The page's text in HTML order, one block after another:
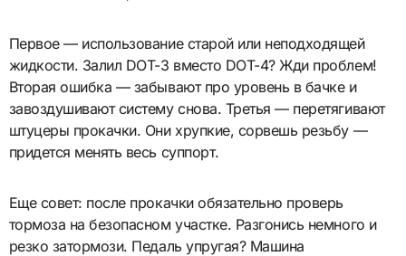
Первое — использование старой или неподходящей
жидкости. Залил DOT-3 вместо DOT-4? Жди проблем!
Вторая ошибка — забывают про уровень в бачке и
завоздушивают систему снова. Третья — перетягивают
штуцеры прокачки. Они хрупкие, сорвешь резьбу —
придется менять весь суппорт.
Еще совет: после прокачки обязательно проверь
тормоза на безопасном участке. Разгонись немного и
резко затормози. Педаль упругая? Машина